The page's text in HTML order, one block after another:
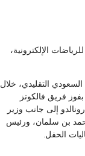
الإلكترونية،
التقليدي، خلال
فريق فالكونز
إلى جانب وزير
بن سلمان، ورئيس
الحفل.